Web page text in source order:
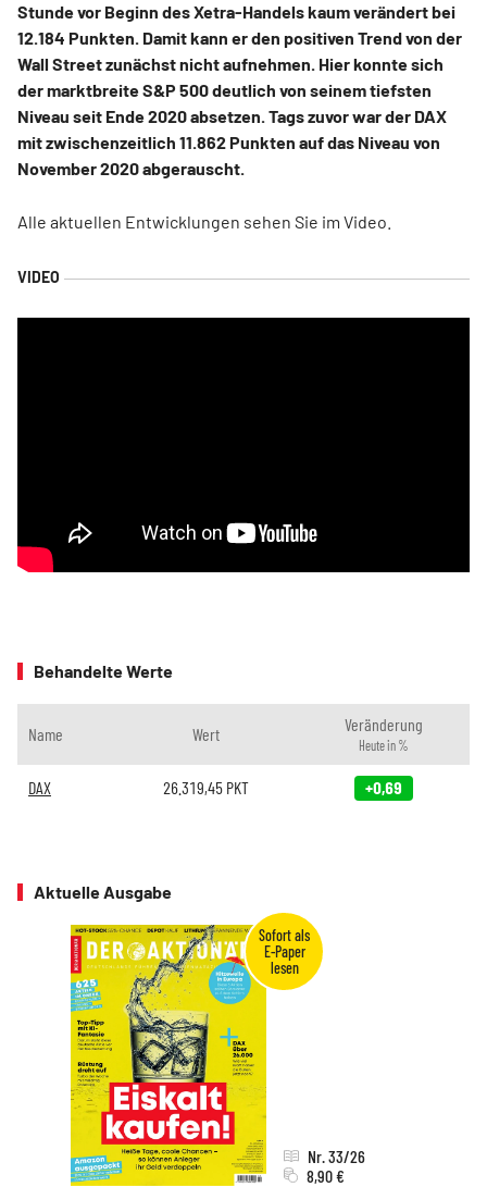
Stunde vor Beginn des Xetra-Handels kaum verändert bei
12.184 Punkten. Damit kann er den positiven Trend von der
Wall Street zunächst nicht aufnehmen. Hier konnte sich
der marktbreite S&P 500 deutlich von seinem tiefsten
Niveau seit Ende 2020 absetzen. Tags zuvor war der DAX
mit zwischenzeitlich 11.862 Punkten auf das Niveau von
November 2020 abgerauscht.
Alle aktuellen Entwicklungen sehen Sie im Video.
Behandelte Werte
Name Wert Veränderung
Heute in %
DAX 26.319,45 PKT +0,69
Aktuelle Ausgabe
Nr. 33/26
8,90 €